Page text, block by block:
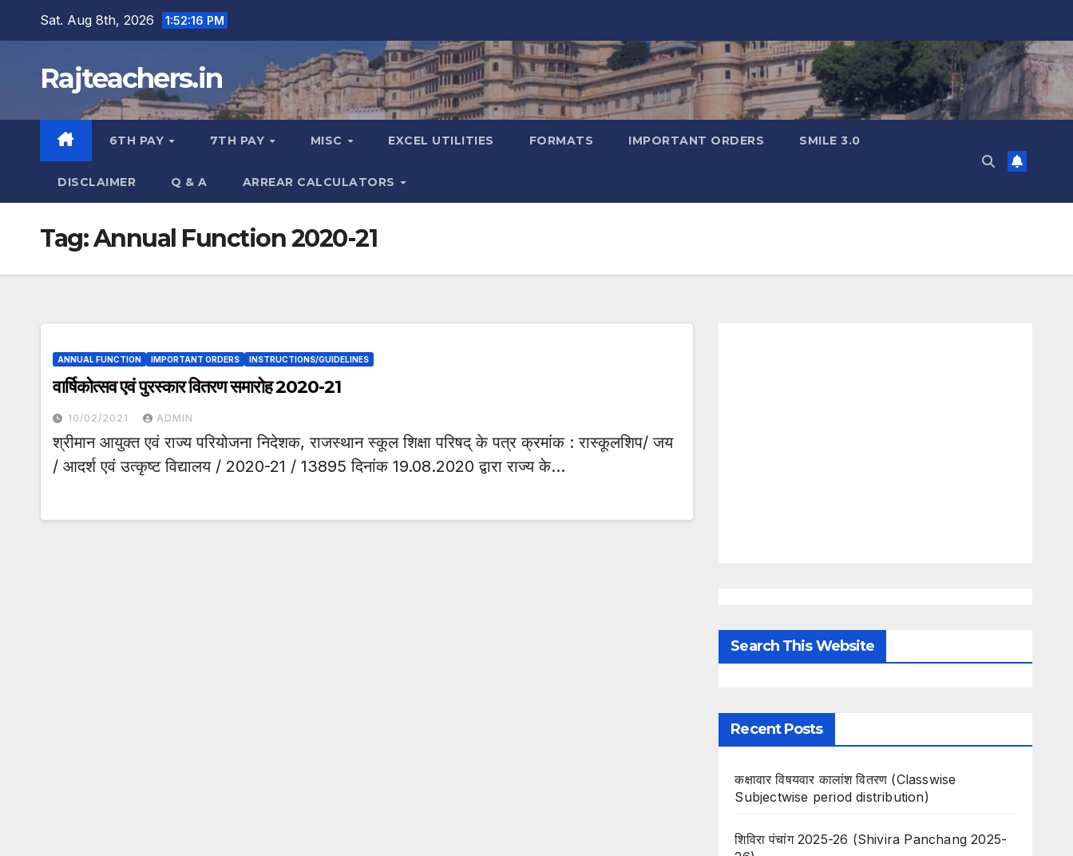
Sat. Aug 8th, 2026 1:52:17 PM
Rajteachers.in
6TH PAY 7TH PAY MISC EXCEL UTILITIES FORMATS IMPORTANT ORDERS SMILE 3.0
DISCLAIMER Q & A ARREAR CALCULATORS
Tag:Annual Function 2020-21
ANNUAL FUNCTION IMPORTANT ORDERS INSTRUCTIONS/GUIDELINES
वार्षिकोत्सव एवं पुरस्कार वितरण समारोह 2020-21
10/02/2021 ADMIN
श्रीमान आयुक्त एवं राज्य परियोजना निदेशक, राजस्थान स्कूल शिक्षा परिषद् के पत्र क्रमांक : रास्कूलशिप/ जय
/ आदर्श एवं उत्कृष्ट विद्यालय / 2020-21 / 13895 दिनांक 19.08.2020 द्वारा राज्य के…
Search This Website
Recent Posts
कक्षावार विषयवार कालांश वितरण (Classwise
Subjectwise period distribution)
शिविरा पंचांग 2025-26 (Shivira Panchang 2025-